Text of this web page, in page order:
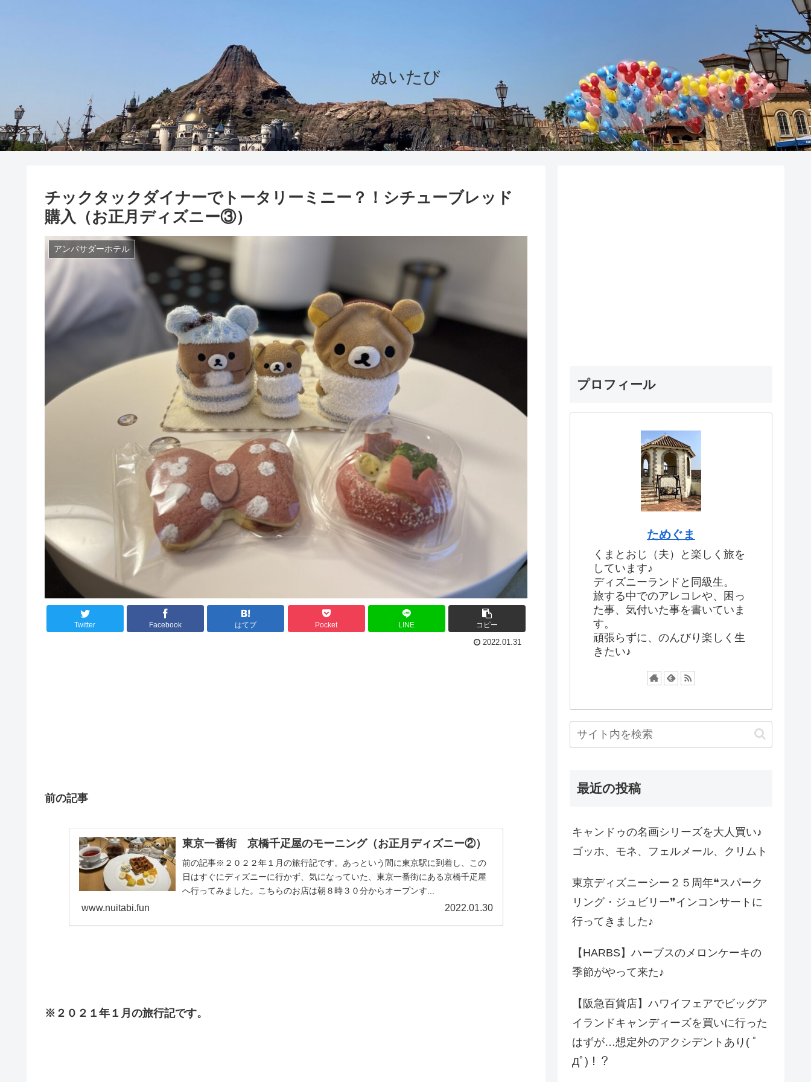
ぬいたび
チックタックダイナーでトータリーミニー？！シチューブレッド
購入（お正月ディズニー③）
アンバサダーホテル
Twitter Facebook はてブ Pocket LINE コピー
2022.01.31
前の記事
東京一番街 京橋千疋屋のモーニング（お正月ディズニー②）
前の記事※２０２２年１月の旅行記です。あっという間に東京駅に到着し、この
日はすぐにディズニーに行かず、気になっていた、東京一番街にある京橋千疋屋
へ行ってみました。こちらのお店は朝８時３０分からオープンす...
www.nuitabi.fun 2022.01.30
※２０２１年１月の旅行記です。
プロフィール
ためぐま
くまとおじ（夫）と楽しく旅を
しています♪
ディズニーランドと同級生。
旅する中でのアレコレや、困っ
た事、気付いた事を書いていま
す。
頑張らずに、のんびり楽しく生
きたい♪
最近の投稿
キャンドゥの名画シリーズを大人買い♪
ゴッホ、モネ、フェルメール、クリムト
東京ディズニーシー２５周年❝スパーク
リング・ジュビリー❞インコンサートに
行ってきました♪
【HARBS】ハーブスのメロンケーキの
季節がやって来た♪
【阪急百貨店】ハワイフェアでビッグア
イランドキャンディーズを買いに行った
はずが…想定外のアクシデントあり( ﾟ
Дﾟ)！？